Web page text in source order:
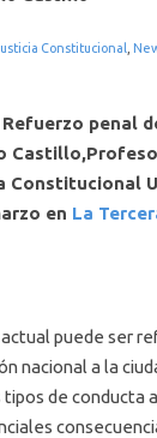
Constitucional
penal
Constitucional
en La
puede ser
nacional a la
de conducta